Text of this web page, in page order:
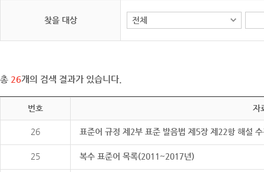
찾을 대상
총 26개의 검색 결과가 있습니다.
번호 자
26 표준어 규정 제2부 표준 발음법 제5장 제22항 해설
25 복수 표준어 목록(2011~2017년)